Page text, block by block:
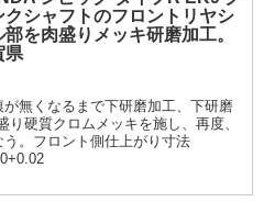
クシャフトのフロントリヤシ
部を肉盛りメッキ研磨加工。
県
無くなるまで下研磨加工、下研磨
硬質クロムメッキを施し、再度、
。フロント側仕上がり寸法